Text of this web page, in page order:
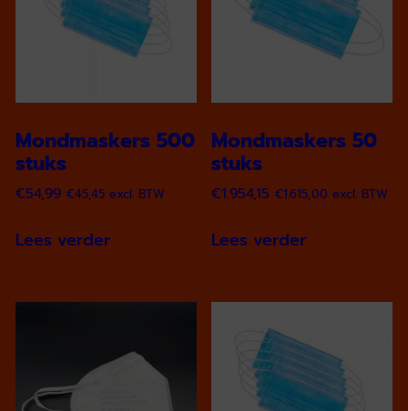
Mondmaskers 500
stuks
€54,99 €45,45excl. BTW
Lees verder
Mondmaskers 50
stuks
€1.954,15 €1.615,00 excl. BTW
Lees verder